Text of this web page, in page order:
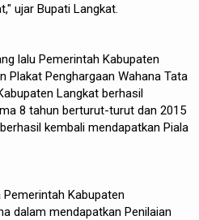
ujar Bupati Langkat.
lalu Pemerintah Kabupaten
Plakat Penghargaan Wahana Tata
Langkat berhasil
8 tahun berturut-turut dan 2015
kembali mendapatkan Piala
Kabupaten
dalam mendapatkan Penilaian